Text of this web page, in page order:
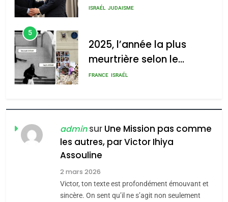
meurtrière selon le rapport
l’antisémitisme
admin 0
s’étendre à 13 pays
ISRAÉL JUDAISME
5
2025, l’année la plus
meurtrière selon le
rapport d’ADL contre
FRANCE ISRAÉL
FIÈRE, DIGNE ET RÉSILIENTE :
POURQUOI JE REVENDIQUE
MA JUDAÏTE par Thérèse
Zrihen-Dvir
ISRAÉL JUDAISME
CE QUI NOUS MANQUE –
Jacques Hadida
adminsur Une Mission pas comme
les autres, par Victor Ihiya
Assouline
2 mars 2026
Victor, ton texte est profondément émouvant et
sincère. On sent qu’il ne s’agit non seulement